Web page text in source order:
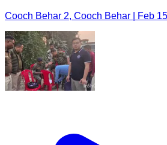
Cooch Behar 2, Cooch Behar | Feb